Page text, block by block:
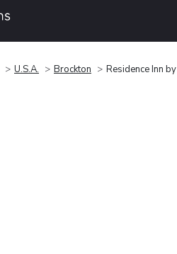
U.S.A. Brockton Residence Inn